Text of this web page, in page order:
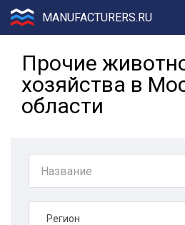
MANUFACTURERS.RU
Прочие
хозяйства в
области
Регион